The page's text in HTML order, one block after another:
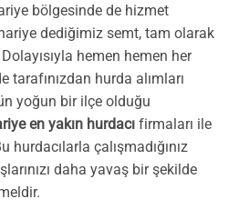
bölgesinde de hizmet
dediğimiz semt, tam olarak
hemen hemen her
tarafınızdan hurda alımları
yoğun bir ilçe olduğu
en yakın hurdacı firmaları ile
hurdacılarla çalışmadığınız
daha yavaş bir şekilde